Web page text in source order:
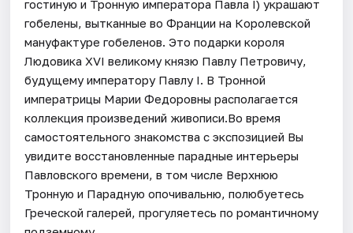
гостиную и Тронную императора Павла I) украшают
гобелены, вытканные во Франции на Королевской
мануфактуре гобеленов. Это подарки короля
Людовика XVI великому князю Павлу Петровичу,
будущему императору Павлу I. В Тронной
императрицы Марии Федоровны располагается
коллекция произведений живописи.Во время
самостоятельного знакомства с экспозицией Вы
увидите восстановленные парадные интерьеры
Павловского времени, в том числе Верхнюю
Тронную и Парадную опочивальню, полюбуетесь
Греческой галерей, прогуляетесь по романтичному